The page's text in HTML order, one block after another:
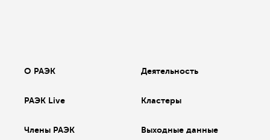
О РАЭК Деятельность
РАЭК Live Кластеры
Члены РАЭК Выходные данные